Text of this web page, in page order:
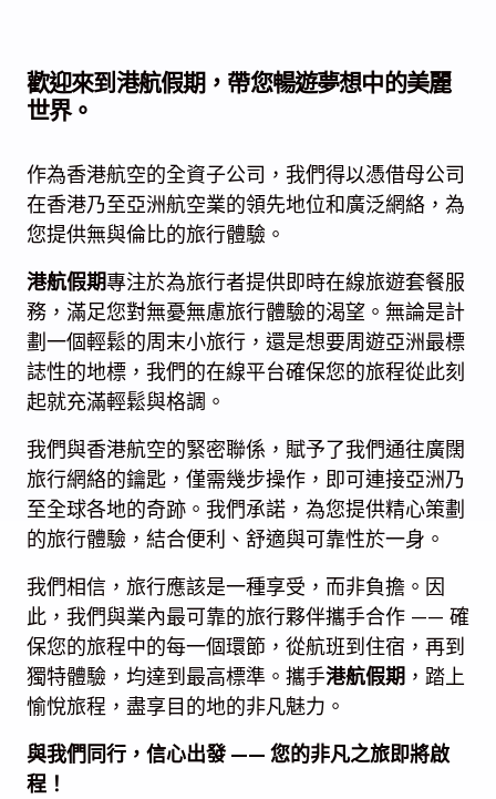
歡迎來到港航假期 ，帶您暢遊夢想中的美麗
世界。
作為香港航空的全資子公司，我們得以憑借母公司
在香港乃至亞洲航空業的領先地位和廣泛網絡，為
您提供無與倫比的旅行體驗。
港航假期專注於為旅行者提供即時在線旅遊套餐服
務，滿足您對無憂無慮旅行體驗的渴望。無論是計
劃一個輕鬆的周末小旅行，還是想要周遊亞洲最標
誌性的地標，我們的在線平台確保您的旅程從此刻
起就充滿輕鬆與格調。
我們與香港航空的緊密聯係，賦予了我們通往廣闊
旅行網絡的鑰匙，僅需幾步操作，即可連接亞洲乃
至全球各地的奇跡。我們承諾，為您提供精心策劃
的旅行體驗，結合便利、舒適與可靠性於一身。
我們相信，旅行應該是一種享受，而非負擔。因
此，我們與業內最可靠的旅行夥伴攜手合作 —— 確
保您的旅程中的每一個環節，從航班到住宿，再到
獨特體驗，均達到最高標準。攜手港航假期 ，踏上
愉悅旅程，盡享目的地的非凡魅力。
與我們同行，信心出發 —— 您的非凡之旅即將啟
程！